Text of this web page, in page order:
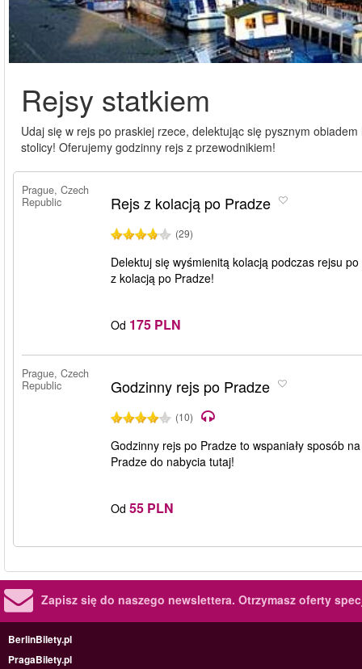
Rejsy statkiem
Udaj się w rejs po praskiej rzece, delektując się pysznym
stolicy! Oferujemy godzinny rejs z przewodnikiem!
Prague, Czech
Republic
Rejs z kolacją po Pradze
(29)
Delektuj się wyśmienitą kolacją podczas rejsu
z kolacją po Pradze!
Od 175 PLN
Prague, Czech
Republic
Godzinny rejs po Pradze
(10)
Godzinny rejs po Pradze to wspaniały sposób
Pradze do nabycia tutaj!
Od 55 PLN
Zapisz się do naszego newslettera. Otrzymasz oferty
BerlinBilety.pl
PragaBilety.pl